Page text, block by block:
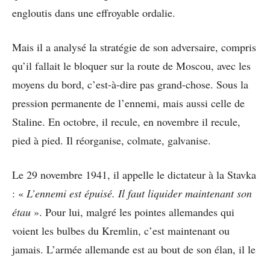
engloutis dans une effroyable ordalie.
Mais il a analysé la stratégie de son adversaire, compris
qu’il fallait le bloquer sur la route de Moscou, avec les
moyens du bord, c’est-à-dire pas grand-chose. Sous la
pression permanente de l’ennemi, mais aussi celle de
Staline. En octobre, il recule, en novembre il recule,
pied à pied. Il réorganise, colmate, galvanise.
Le 29 novembre 1941, il appelle le dictateur à la Stavka
: « L’ennemi est épuisé. Il faut liquider maintenant son
étau ». Pour lui, malgré les pointes allemandes qui
voient les bulbes du Kremlin, c’est maintenant ou
jamais. L’armée allemande est au bout de son élan, il le